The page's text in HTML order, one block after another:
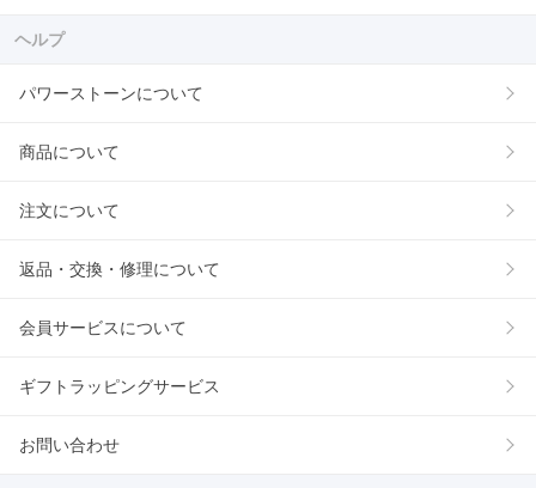
ヘルプ
パワーストーンについて
商品について
注文について
返品・交換・修理について
会員サービスについて
ギフトラッピングサービス
お問い合わせ